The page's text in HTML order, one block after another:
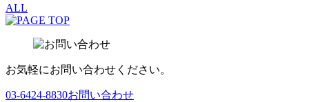
ALL
お気軽にお問い合わせください。
03-6424-8830お問い合わせ